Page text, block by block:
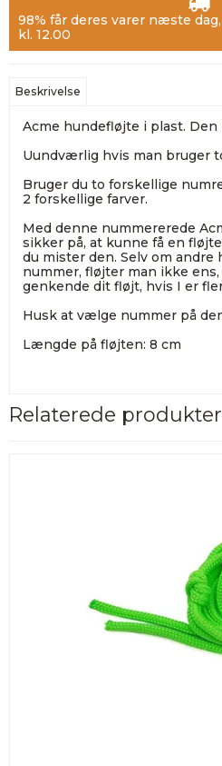
98% får deres varer næste
kl. 12.00
Beskrivelse
Acme hundefløjte i plast. Den
Uundværlig hvis man bruger
Bruger du to forskellige
2 forskellige farver.
Med denne nummererede
sikker på, at kunne få en
du mister den. Selv om andre
nummer, fløjter man ikke
genkende dit fløjt, hvis I er
Husk at vælge nummer på
Længde på fløjten: 8 cm
Relaterede produkter